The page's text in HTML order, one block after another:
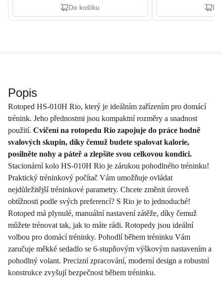
Do košíku
Popis
Rotoped HS-010H Rio, který je ideálním zařízením pro domácí
trénink. Jeho přednostmi jsou kompaktní rozměry a snadnost
použití. Cvičení na rotopedu Rio zapojuje do práce hodně
svalových skupin, díky čemuž budete spalovat kalorie,
posilněte nohy a páteř a zlepšíte svou celkovou kondici.
Stacionární kolo HS-010H Rio je zárukou pohodlného tréninku!
Praktický tréninkový počítač Vám umožňuje ovládat
nejdůležitější tréninkové parametry. Chcete změnit úroveň
obtížnosti podle svých preferencí? S Rio je to jednoduché!
Rotoped má plynulé, manuální nastavení zátěže, díky čemuž
můžete trénovat tak, jak to máte rádi. Rotopedy jsou ideální
volbou pro domácí tréninky. Pohodlí během tréninku Vám
zaručuje měkké sedadlo se 6-stupňovým výškovým nastavením a
pohodlný volant. Precizní zpracování, moderní design a robustní
konstrukce zvyšují bezpečnost během tréninku.